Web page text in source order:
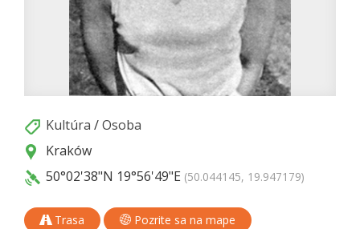
Kultúra /Osoba
Kraków
50°02'38"N 19°56'49"E (50.044145, 19.947179)
Trasa Pozrite sa na mape